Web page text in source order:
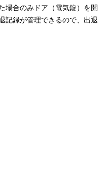
場合のみドア（電気錠）を開
記録が管理できるので、出退